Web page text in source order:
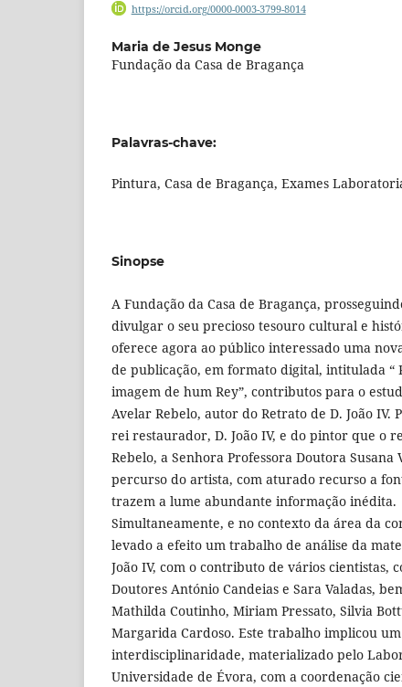
https://orcid.org/0000-0003-3799-8014
Maria de Jesus Monge
Fundação da Casa de Bragança
Palavras-chave:
Pintura, Casa de Bragança, Exames
Sinopse
A Fundação da Casa de Bragança,
divulgar o seu precioso tesouro cultural e
oferece agora ao público interessado uma
de publicação, em formato digital, intitulada “
imagem de hum Rey”, contributos para o
Avelar Rebelo, autor do Retrato de D. João
rei restaurador, D. João IV, e do pintor que o
Rebelo, a Senhora Professora Doutora Susana
percurso do artista, com aturado recurso a
trazem a lume abundante informação inédita.
Simultaneamente, e no contexto da área da
levado a efeito um trabalho de análise da
João IV, com o contributo de vários cientistas,
Doutores António Candeias e Sara Valadas,
Mathilda Coutinho, Miriam Pressato, Silvia
Margarida Cardoso. Este trabalho implicou
interdisciplinaridade, materializado pelo
Universidade de Évora, com a coordenação